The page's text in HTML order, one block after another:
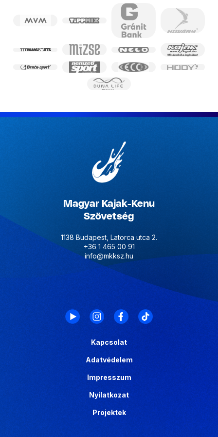
Magyar Kajak-Kenu
Szövetség
1138 Budapest, Latorca utca 2.
+36 1 465 00 91
info@mkksz.hu
Kapcsolat
Adatvédelem
Impresszum
Nyilatkozat
Projektek